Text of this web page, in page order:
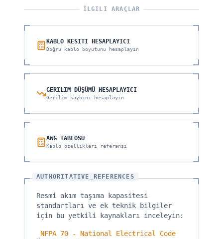
İLGILI ARAÇLAR
KABLO KESITI HESAPLAYICI
Doğru kablo boyutunu hesaplayın
GERILIM DÜŞÜMÜ HESAPLAYICI
Gerilim kaybını hesaplayın
AWG TABLOSU
Kablo özellikleri referansı
AUTHORITATIVE_REFERENCES
Resmi akım taşıma kapasitesi
standartları ve ek teknik bilgiler
için bu yetkili kaynakları inceleyin:
NFPA 70 - National Electrical Code